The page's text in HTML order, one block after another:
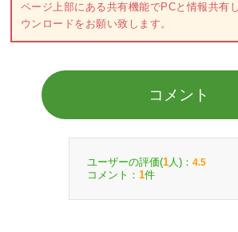
ページ上部にある共有機能でPCと情報共有
ウンロードをお願い致します。
コメント
ユーザーの評価(1 人)： 4.5
コメント： 1件